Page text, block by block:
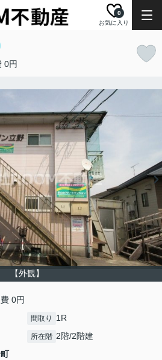
お気に入り
0
0円
【外観】
0円
間取り 1R
所在階 2階/2階建